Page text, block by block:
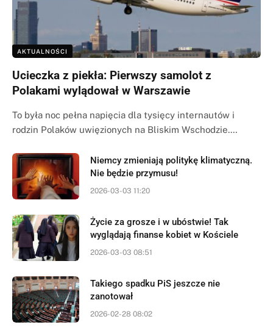
AKTUALNOŚCI
Ucieczka z piekła: Pierwszy samolot z
Polakami wylądował w Warszawie
To była noc pełna napięcia dla tysięcy internautów i
rodzin Polaków uwięzionych na Bliskim Wschodzie.…
Niemcy zmieniają politykę klimatyczną.
Nie będzie przymusu!
2026-03-03 11:20
Życie za grosze i w ubóstwie! Tak
wyglądają finanse kobiet w Kościele
2026-03-03 08:51
Takiego spadku PiS jeszcze nie
zanotował
2026-02-28 08:02